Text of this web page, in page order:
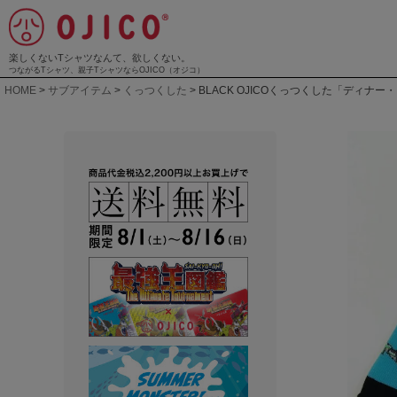
楽しくないTシャツなんて、欲しくない。
つながるTシャツ、親子TシャツならOJICO（オジコ）
HOME サブアイテム くっつくした BLACK OJICOくっつくした「ディナー